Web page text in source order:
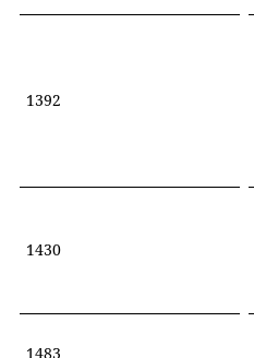
1392
1430
1483